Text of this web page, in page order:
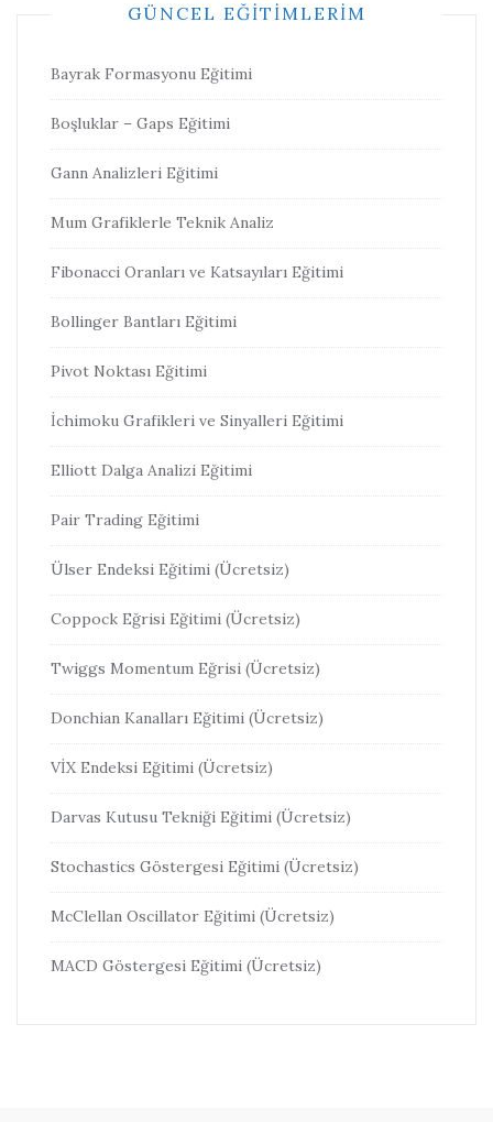
GÜNCEL EĞITIMLERIM
Bayrak Formasyonu Eğitimi
Boşluklar – Gaps Eğitimi
Gann Analizleri Eğitimi
Mum Grafiklerle Teknik Analiz
Fibonacci Oranları ve Katsayıları Eğitimi
Bollinger Bantları Eğitimi
Pivot Noktası Eğitimi
İchimoku Grafikleri ve Sinyalleri Eğitimi
Elliott Dalga Analizi Eğitimi
Pair Trading Eğitimi
Ülser Endeksi Eğitimi (Ücretsiz)
Coppock Eğrisi Eğitimi (Ücretsiz)
Twiggs Momentum Eğrisi (Ücretsiz)
Donchian Kanalları Eğitimi (Ücretsiz)
VİX Endeksi Eğitimi (Ücretsiz)
Darvas Kutusu Tekniği Eğitimi (Ücretsiz)
Stochastics Göstergesi Eğitimi (Ücretsiz)
McClellan Oscillator Eğitimi (Ücretsiz)
MACD Göstergesi Eğitimi (Ücretsiz)